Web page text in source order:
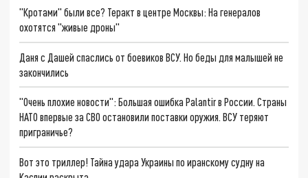
"Кротами" были все? Теракт в центре Москвы: На генералов
охотятся "живые дроны"
Даня с Дашей спаслись от боевиков ВСУ. Но беды для малышей не
закончились
"Очень плохие новости": Большая ошибка Palantir в России. Страны
НАТО впервые за СВО остановили поставки оружия. ВСУ теряют
приграничье?
Вот это триллер! Тайна удара Украины по иранскому судну на